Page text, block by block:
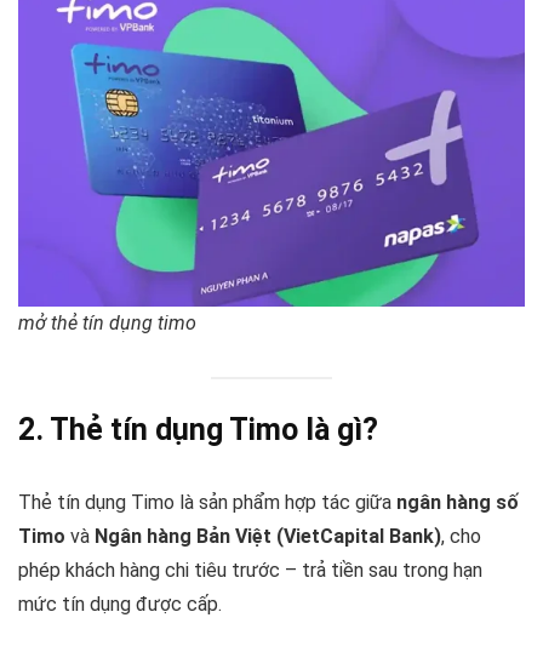
mở thẻ tín dụng timo
2. Thẻ tín dụng Timo là gì?
Thẻ tín dụng Timo là sản phẩm hợp tác giữa ngân hàng số
Timo và Ngân hàng Bản Việt (VietCapital Bank), cho
phép khách hàng chi tiêu trước – trả tiền sau trong hạn
mức tín dụng được cấp.